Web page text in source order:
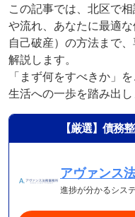
この記事では、北区で
や流れ、あなたに最適
自己破産）の方法まで
解説します。
「まず何をすべきか」
生活への一歩を踏み出し
【厳選】債務
アヴァンス
進捗が分かるシス